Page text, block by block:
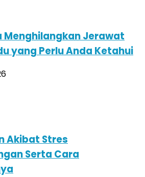
Menghilangkan Jerawat
yang Perlu Anda Ketahui
Akibat Stres
Serta Cara